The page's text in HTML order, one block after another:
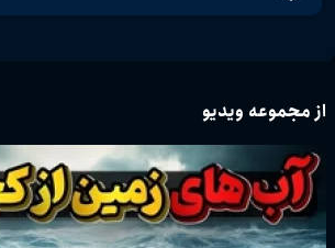
از مجموعه ویدیو